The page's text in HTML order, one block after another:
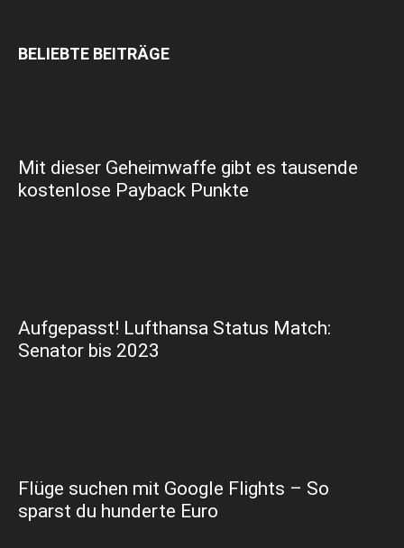
BELIEBTE BEITRÄGE
Mit dieser Geheimwaffe gibt es tausende
kostenlose Payback Punkte
Aufgepasst! Lufthansa Status Match:
Senator bis 2023
Flüge suchen mit Google Flights – So
sparst du hunderte Euro